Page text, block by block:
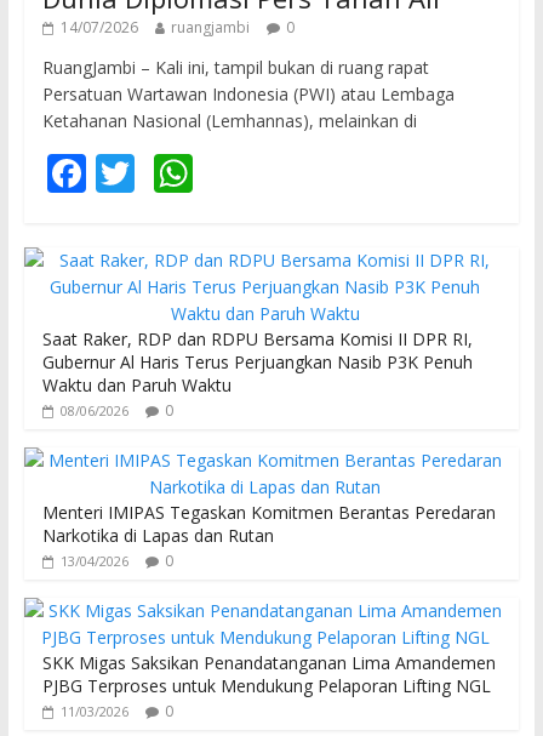
14/07/2026 ruangjambi 0
RuangJambi – Kali ini, tampil bukan di ruang rapat
Persatuan Wartawan Indonesia (PWI) atau Lembaga
Ketahanan Nasional (Lemhannas), melainkan di
F
e
b
o
o
k
T
itt
er
W
at
s
A
p
p
Saat Raker, RDP dan RDPU Bersama Komisi II DPR RI,
Gubernur Al Haris Terus Perjuangkan Nasib P3K Penuh
Waktu dan Paruh Waktu
08/06/2026 0
Menteri IMIPAS Tegaskan Komitmen Berantas Peredaran
Narkotika di Lapas dan Rutan
13/04/2026 0
SKK Migas Saksikan Penandatanganan Lima Amandemen
PJBG Terproses untuk Mendukung Pelaporan Lifting NGL
11/03/2026 0